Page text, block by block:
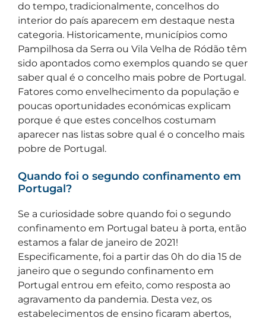
do tempo, tradicionalmente, concelhos do
interior do país aparecem em destaque nesta
categoria. Historicamente, municípios como
Pampilhosa da Serra ou Vila Velha de Ródão têm
sido apontados como exemplos quando se quer
saber qual é o concelho mais pobre de Portugal.
Fatores como envelhecimento da população e
poucas oportunidades económicas explicam
porque é que estes concelhos costumam
aparecer nas listas sobre qual é o concelho mais
pobre de Portugal.
Quando foi o segundo confinamento em
Portugal?
Se a curiosidade sobre quando foi o segundo
confinamento em Portugal bateu à porta, então
estamos a falar de janeiro de 2021!
Especificamente, foi a partir das 0h do dia 15 de
janeiro que o segundo confinamento em
Portugal entrou em efeito, como resposta ao
agravamento da pandemia. Desta vez, os
estabelecimentos de ensino ficaram abertos,